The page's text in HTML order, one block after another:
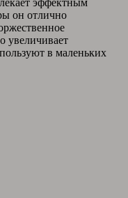
эффектным
он отлично
увеличивает
в маленьких